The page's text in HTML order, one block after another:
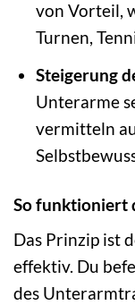
von Vorteil,
Turnen,
Steigerung
Unterarme
vermitteln
So funktioniert
Das Prinzip ist
effektiv. Du
des